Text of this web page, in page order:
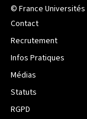
© France Universités
Contact
Recrutement
Infos Pratiques
Médias
Statuts
RGPD